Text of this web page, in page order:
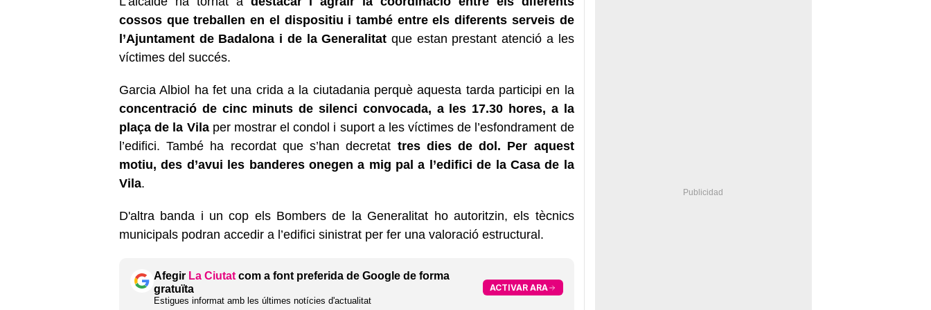
cossos que treballen en el dispositiu i també entre els diferents serveis de
l’Ajuntament de Badalona i de la Generalitat que estan prestant atenció a les
víctimes del succés.
Garcia Albiol ha fet una crida a la ciutadania perquè aquesta tarda participi en la
concentració de cinc minuts de silenci convocada, a les 17.30 hores, a la
plaça de la Vilaper mostrar el condol i suport a les víctimes de l’esfondrament de
l’edifici. També ha recordat que s’han decretat tres dies de dol. Per aquest
motiu, des d’avui les banderes onegen a mig pal a l’edifici de la Casa de la
Vila.
D'altra banda i un cop els Bombers de la Generalitat ho autoritzin, els tècnics
municipals podran accedir a l’edifici sinistrat per fer una valoració estructural.
Afegir La Ciutat com a font preferida de Google de forma
gratuïta
Estigues informat amb les últimes notícies d'actualitat
ACTIVAR ARA